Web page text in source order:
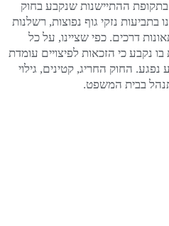
ההתיישנות שנקבע בחוק
נזקי גוף נפוצות, רשלנות
דרכים. כפי שציינו, על כל
נקבע כי הזכאות לפיצויים עומדת
נפגע. החוק החריג, קטינים, גילוי
בבית המשפט.